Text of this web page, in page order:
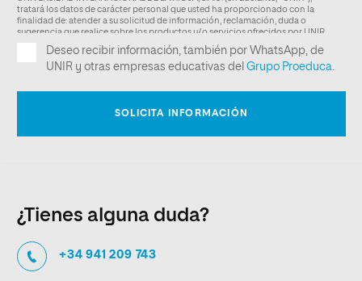
¿Tienes alguna duda?
+34 941 209 743